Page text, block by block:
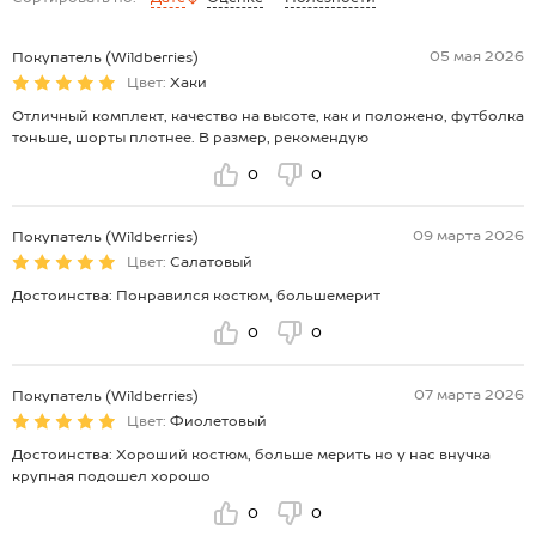
бёдрам:52 см.
внеш.шва:19,5 см; длина рукава внут.шва:16 см.
шорты:длина внеш.шва:46 см; длина внутр.шва:20 см; ширина по
бёдрам:54 см.
*замеры выборочные, могут незначительно отличаться.
Покупатель (Wildberries)
05 мая 2026
Цвет: Хаки
Отличный комплект, качество на высоте, как и положено, футболка
тоньше, шорты плотнее. В размер, рекомендую
0 0
Покупатель (Wildberries)
09 марта 2026
Цвет: Салатовый
Достоинства: Понравился костюм, большемерит
0 0
Покупатель (Wildberries)
07 марта 2026
Цвет: Фиолетовый
Достоинства: Хороший костюм, больше мерить но у нас внучка
крупная подошел хорошо
0 0